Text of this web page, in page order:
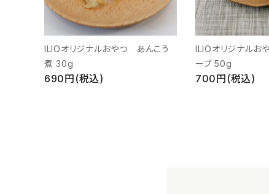
ILIOオリジナルおやつ あんこう
煮 30g
690円(税込)
ILIOオリジナルお
ーブ 50g
700円(税込)